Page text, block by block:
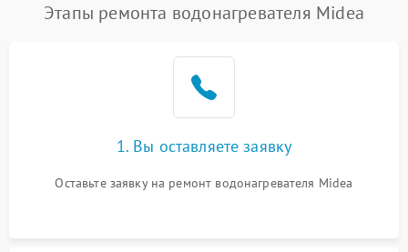
Этапы ремонта водонагревателя Midea
1. Вы оставляете заявку
Оставьте заявку на ремонт водонагревателя Midea